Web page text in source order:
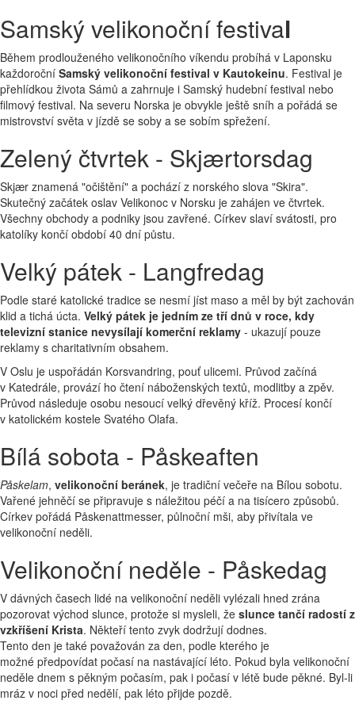
Samský velikonoční festival
Během prodlouženého velikonočního víkendu probíhá v Laponsku
každoroční Samský velikonoční festival v Kautokeinu. Festival je
přehlídkou života Sámů a zahrnuje i Samský hudební festival nebo
filmový festival. Na severu Norska je obvykle ještě sníh a pořádá se
mistrovství světa v jízdě se soby a se sobím spřežení.
Zelený čtvrtek - Skjærtorsdag
Skjær znamená "očištění" a pochází z norského slova "Skira".
Skutečný začátek oslav Velikonoc v Norsku je zahájen ve čtvrtek.
Všechny obchody a podniky jsou zavřené. Církev slaví svátosti, pro
katolíky končí období 40 dní půstu.
Velký pátek - Langfredag
Podle staré katolické tradice se nesmí jíst maso a měl by být zachován
klid a tichá úcta. Velký pátek je jedním ze tří dnů v roce, kdy
televizní stanice nevysílají komerční reklamy - ukazují pouze
reklamy s charitativním obsahem.
V Oslu je uspořádán Korsvandring, pouť ulicemi. Průvod začíná
v Katedrále, provází ho čtení náboženských textů, modlitby a zpěv.
Průvod následuje osobu nesoucí velký dřevěný kříž. Procesí končí
v katolickém kostele Svatého Olafa.
Bílá sobota - Påskeaften
Påskelam, velikonoční beránek, je tradiční večeře na Bílou sobotu.
Vařené jehněčí se připravuje s náležitou péčí a na tisícero způsobů.
Církev pořádá Påskenattmesser, půlnoční mši, aby přivítala ve
velikonoční neděli.
Velikonoční neděle - Påskedag
V dávných časech lidé na velikonoční neděli vylézali hned zrána
pozorovat východ slunce, protože si mysleli, že slunce tančí radostí z
vzkříšení Krista. Někteří tento zvyk dodržují dodnes.
Tento den je také považován za den, podle kterého je
možné předpovídat počasí na nastávající léto. Pokud byla velikonoční
neděle dnem s pěkným počasím, pak i počasí v létě bude pěkné. Byl-li
mráz v noci před nedělí, pak léto přijde pozdě.